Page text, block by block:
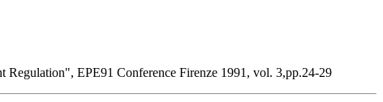
EPE91 Conference Firenze 1991, vol. 3,pp.24-29